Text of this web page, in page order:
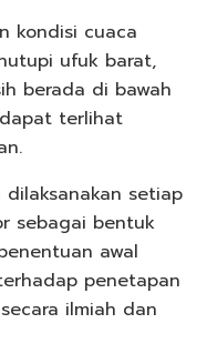
kondisi cuaca
ufuk barat,
berada di bawah
terlihat
setiap
sebagai bentuk
awal
penetapan
ilmiah dan